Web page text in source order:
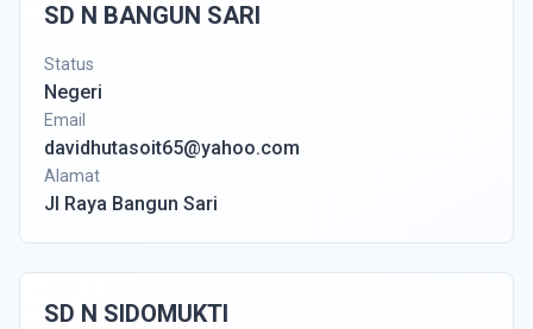
SD N BANGUN SARI
Status
Negeri
Email
davidhutasoit65@yahoo.com
Alamat
Jl Raya Bangun Sari
SD N SIDOMUKTI